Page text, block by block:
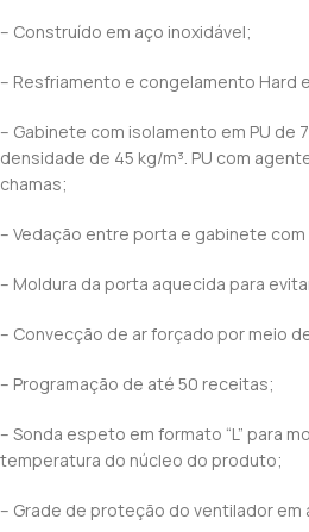
– Construído em aço inoxidável;
– Resfriamento e congelamento Hard
– Gabinete com isolamento em PU de
densidade de 45 kg/m³. PU com
chamas;
– Vedação entre porta e gabinete
– Moldura da porta aquecida para
– Convecção de ar forçado por meio
– Programação de até 50 receitas;
– Sonda espeto em formato “L” para
temperatura do núcleo do produto;
– Grade de proteção do ventilador em